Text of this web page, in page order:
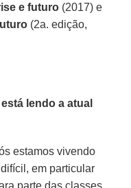
e futuro (2017) e
(2a. edição,
lendo a atual
estamos vivendo
em particular
parte das classes